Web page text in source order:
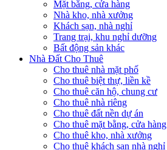
Mặt bằng, cửa hàng
Nhà kho, nhà xưởng
Khách sạn, nhà nghỉ
Trang trại, khu nghỉ dưỡng
Bất động sản khác
Nhà Đất Cho Thuê
Cho thuê nhà mặt phố
Cho thuê biệt thự, liền kề
Cho thuê căn hộ, chung cư
Cho thuê nhà riêng
Cho thuê đất nền dự án
Cho thuê mặt bằng, cửa hàng
Cho thuê kho, nhà xưởng
Cho thuê khách sạn nhà nghỉ